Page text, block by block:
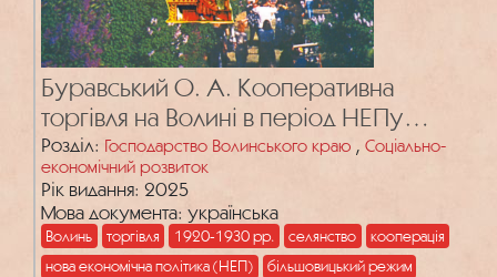
Буравський О. А. Кооперативна
торгівля на Волині в період НЕПу
(1921–1928 рр.)
Розділ: Господарство Волинського краю , Соціально-
економічний розвиток
Рік видання: 2025
Мова документа: українська
Волинь торгівля 1920-1930 рр. селянство
кооперація
нова економічна політика (НЕП)
більшовицький режим